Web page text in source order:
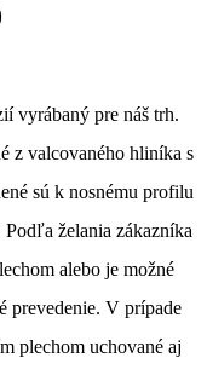
vyrábaný pre náš trh.
z valcovaného hliníka s
sú k nosnému profilu
želania zákazníka
alebo je možné
prevedenie. V prípade
plechom uchované aj